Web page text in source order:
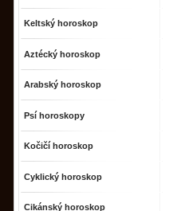
Keltský horoskop
Aztécký horoskop
Arabský horoskop
Psí horoskopy
Kočičí horoskop
Cyklický horoskop
Cikánský horoskop